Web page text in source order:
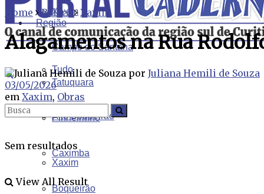
Xaxim
Campo do Santana
Tatuquara
Pinheirinho
Caximba
Boqueirão
Região
Tudo
Alto Boqueirão
Xaxim
Sem resultados
View All Result
Home Bairro Xaxim
Alagamentos na Rua
por Juliana Hemili de Souza
03/05/2026
em Xaxim, Obras